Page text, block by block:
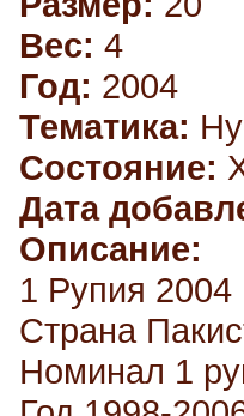
Вес: 4
Год: 2004
Тематика:
Состояние:
Дата
Описание:
1 Рупия 2004
Страна
Номинал 1